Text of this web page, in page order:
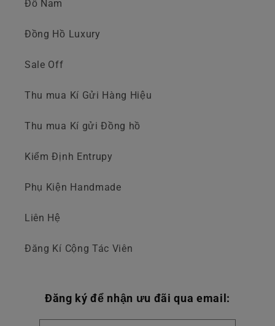
Đồ Nam
Đồng Hồ Luxury
Sale Off
Thu mua Kí Gửi Hàng Hiệu
Thu mua Kí gửi Đồng hồ
Kiểm Định Entrupy
Phụ Kiện Handmade
Liên Hệ
Đăng Kí Cộng Tác Viên
Đăng ký để nhận ưu đãi qua email: